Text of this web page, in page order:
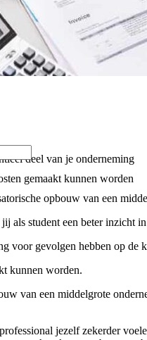
deel van je onderneming
gemaakt kunnen worden
opbouw van een
als student een beter inzicht
voor gevolgen hebben op de
kunnen worden.
van een middelgrote
jezelf zekerder